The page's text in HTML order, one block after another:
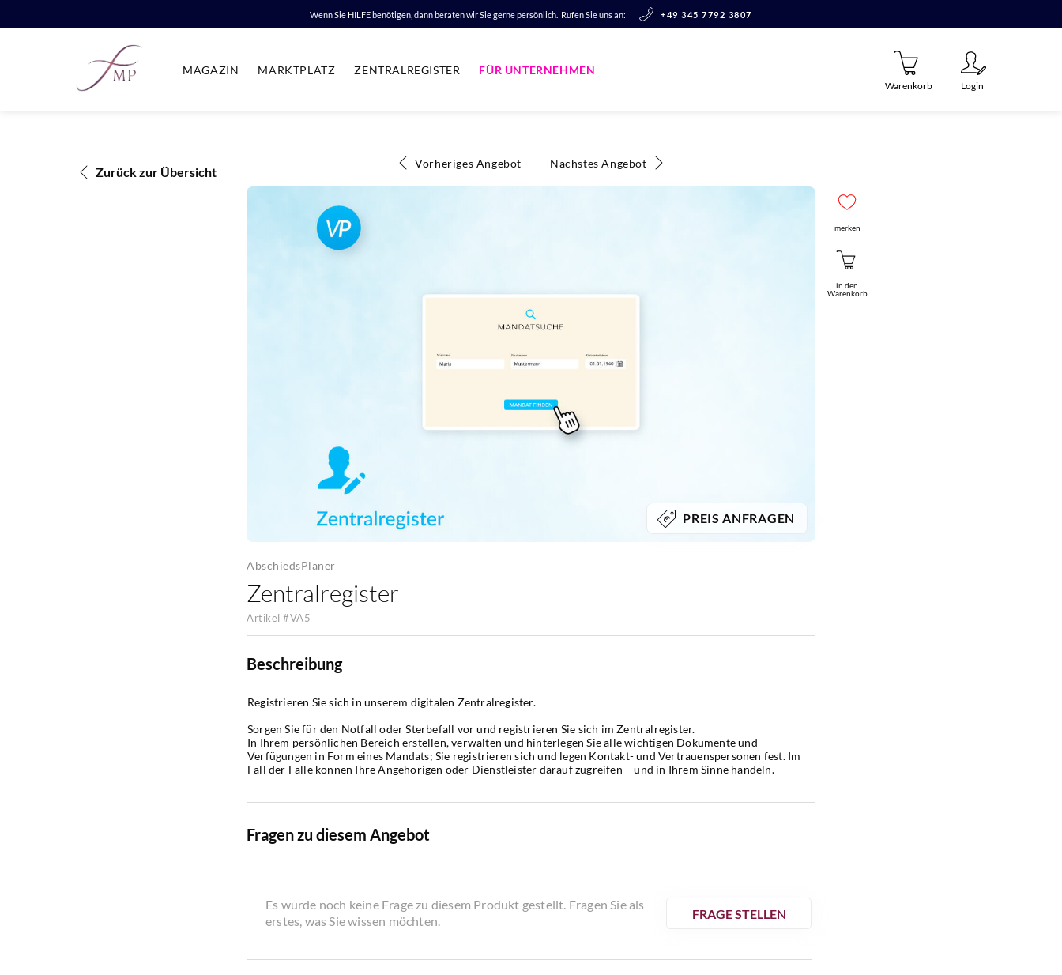
Wenn Sie HILFE benötigen, dann beraten wir Sie gerne persönlich. Rufen Sie uns an: +49 345 7792 3807
MAGAZIN MARKTPLATZ ZENTRALREGISTER FÜR UNTERNEHMEN
Warenkorb Login
Zurück zur Übersicht
Vorheriges Angebot Nächstes Angebot
merken
in den
Warenkorb
PREIS ANFRAGEN
AbschiedsPlaner
Zentralregister
Artikel #VA5
Beschreibung
Registrieren Sie sich in unserem digitalen Zentralregister.
Sorgen Sie für den Notfall oder Sterbefall vor und registrieren Sie sich im Zentralregister.
In Ihrem persönlichen Bereich erstellen, verwalten und hinterlegen Sie alle wichtigen Dokumente und
Verfügungen in Form eines Mandats; Sie registrieren sich und legen Kontakt- und Vertrauenspersonen fest. Im
Fall der Fälle können Ihre Angehörigen oder Dienstleister darauf zugreifen – und in Ihrem Sinne handeln.
Fragen zu diesem Angebot
Es wurde noch keine Frage zu diesem Produkt gestellt. Fragen Sie als
erstes, was Sie wissen möchten.
FRAGE STELLEN